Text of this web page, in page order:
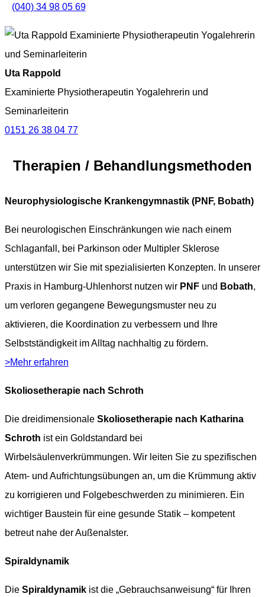
(040) 34 98 05 69
Uta Rappold
Examinierte Physiotherapeutin Yogalehrerin und
Seminarleiterin
0151 26 38 04 77
Therapien / Behandlungsmethoden
Neurophysiologische Krankengymnastik (PNF, Bobath)
Bei neurologischen Einschränkungen wie nach einem
Schlaganfall, bei Parkinson oder Multipler Sklerose
unterstützen wir Sie mit spezialisierten Konzepten. In unserer
Praxis in Hamburg-Uhlenhorst nutzen wir PNF und Bobath,
um verloren gegangene Bewegungsmuster neu zu
aktivieren, die Koordination zu verbessern und Ihre
Selbstständigkeit im Alltag nachhaltig zu fördern.
>Mehr erfahren
Skoliosetherapie nach Schroth
Die dreidimensionale Skoliosetherapie nach Katharina
Schroth ist ein Goldstandard bei
Wirbelsäulenverkrümmungen. Wir leiten Sie zu spezifischen
Atem- und Aufrichtungsübungen an, um die Krümmung aktiv
zu korrigieren und Folgebeschwerden zu minimieren. Ein
wichtiger Baustein für eine gesunde Statik – kompetent
betreut nahe der Außenalster.
Spiraldynamik
Die Spiraldynamik ist die „Gebrauchsanweisung“ für Ihren